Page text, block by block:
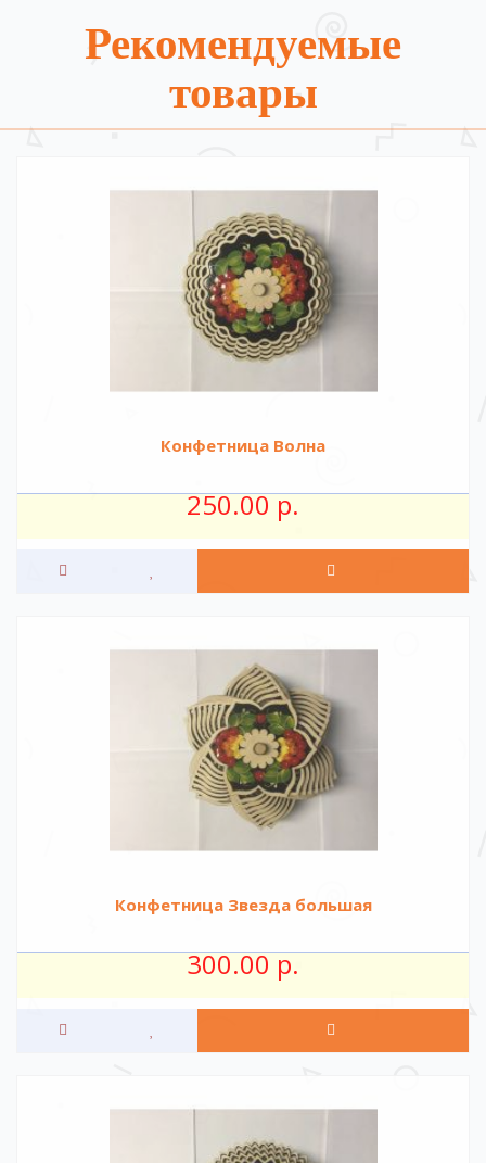
Рекомендуемые
товары
Конфетница Волна
250.00 р.
Конфетница Звезда большая
300.00 р.